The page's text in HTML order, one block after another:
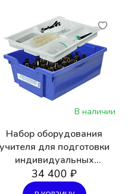
В наличии
Набор оборудования
учителя для подготовки
индивидуальных
комплектов ГИА/ОГЭ по
Химии (на 15 чел.)
34 400 ₽